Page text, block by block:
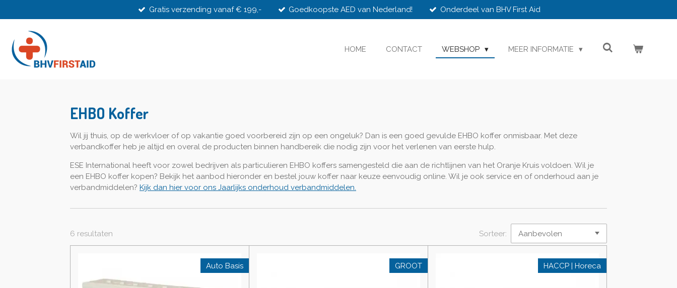
direct
de
hoofdinhoud
Gratis verzending vanaf € 199,- Goedkoopste AED van Nederland! Onderdeel van BHV First Aid
HOME CONTACT WEBSHOP MEER INFORMATIE
EHBO Koffer
Wil jij thuis, op de werkvloer of op vakantie goed voorbereid zijn op een ongeluk? Dan is een goed gevulde EHBO koffer onmisbaar. Met deze
verbandkoffer heb je altijd en overal de producten binnen handbereik die nodig zijn voor het verlenen van eerste hulp.
ESE International heeft voor zowel bedrijven als particulieren EHBO koffers samengesteld die aan de richtlijnen van het Oranje Kruis voldoen. Wil je
een EHBO koffer kopen? Bekijk het aanbod hieronder en bestel jouw koffer naar keuze eenvoudig online. Wil je ook service en of onderhoud aan je
verbandmiddelen? Kijk dan hier voor ons Jaarlijks onderhoud verbandmiddelen.
6 resultaten Sorteer:
Auto Basis GROOT HACCP | Horeca